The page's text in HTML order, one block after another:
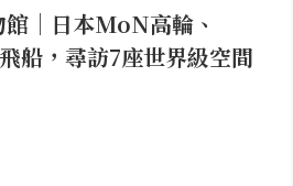
｜日本MoN高輪、
船，尋訪7座世界級空間